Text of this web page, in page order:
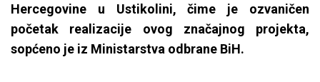
Hercegovine u Ustikolini, čime je ozvaničen
početak realizacije ovog značajnog projekta,
sopćeno je iz Ministarstva odbrane BiH.